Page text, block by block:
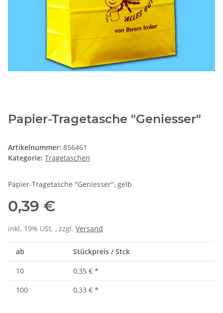
Papier-Tragetasche "Geniesser"
Artikelnummer: 856461
Kategorie: Tragetaschen
Papier-Tragetasche "Geniesser", gelb
0,39 €
inkl. 19% USt. , zzgl. Versand
ab Stückpreis / Stck
10 0,35 € *
100
0,33 € *